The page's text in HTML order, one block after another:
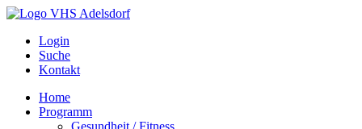
Login
Suche
Kontakt
Home
Programm
Gesundheit / Fitness